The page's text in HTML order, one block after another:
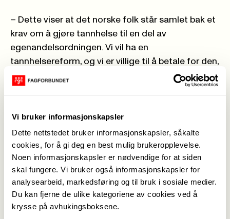
Vi bruker informasjonskapsler
Dette nettstedet bruker informasjonskapsler, såkalte
cookies, for å gi deg en best mulig brukeropplevelse.
Noen informasjonskapsler er nødvendige for at siden
skal fungere. Vi bruker også informasjonskapsler for
analysearbeid, markedsføring og til bruk i sosiale medier.
Du kan fjerne de ulike kategoriene av cookies ved å
krysse på avhukingsboksene.
– Dette viser at det norske folk står samlet bak et
krav om å gjøre tannhelse til en del av
egenandelsordningen. Vi vil ha en
tannhelsereform, og vi er villige til å betale for den,
sier Christina Beck Jørgensen, leder av
Fagforbundet Ung.
Hun står i front når Fagforbundet Ung og en rekke
støttespillere 1. mars møter opp foran Stortinget
for å overlevere alle underskriftene de har fått inn
til kampanjen. Hit kommer også Arbeiderpartiets
Ruth Grung, Høyres Kristin Ørmen Johnsen, SVs
Snorre Valen, KrFs Geir Sigbjørn Toskedal og
Rødts Marie Sneve Martinussen, for å svare på
hvordan nettopp deres parti jobber med